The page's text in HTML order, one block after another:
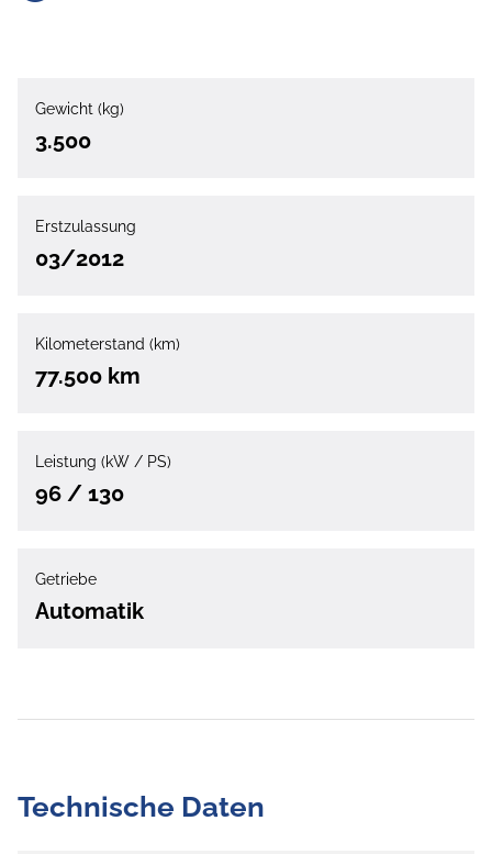
Gewicht (kg)
3.500
Erstzulassung
03/2012
Kilometerstand (km)
77.500 km
Leistung (kW / PS)
96 / 130
Getriebe
Automatik
Technische Daten